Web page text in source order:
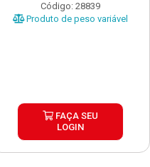
Código: 28839
Produto de peso variável
FAÇA SEU
LOGIN